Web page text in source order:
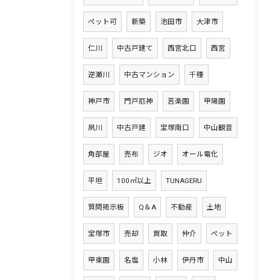
ペット可 新築 池田市 大津市
仁川 中古戸建て 西宮北口 西宮
逆瀬川 中古マンション 千種
神戸市 門戸厄神 苦楽園 甲陽園
夙川 中古戸建 宝塚南口 中山観音
角部屋 売布 ジオ オール電化
平坦 100㎡以上 TUNAGERU
質問掲示板 Q＆A 不動産 土地
宝塚市 売却 買取 仲介 ペット
甲東園 名塩 小林 伊丹市 中山